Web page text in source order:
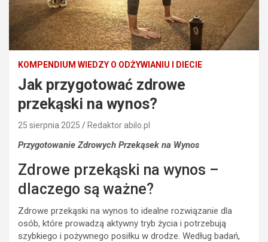
KOMPENDIUM WIEDZY O ODŻYWIANIU I DIECIE
Jak przygotować zdrowe
przekąski na wynos?
25 sierpnia 2025 Redaktor abilo.pl
Przygotowanie Zdrowych Przekąsek na Wynos
Zdrowe przekąski na wynos –
dlaczego są ważne?
Zdrowe przekąski na wynos to idealne rozwiązanie dla
osób, które prowadzą aktywny tryb życia i potrzebują
szybkiego i pożywnego posiłku w drodze. Według badań,